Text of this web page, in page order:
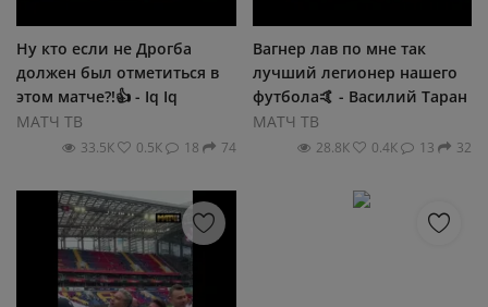
Ну кто если не Дрогба
должен был отметиться в
этом матче?!👍 - Iq Iq
МАТЧ ТВ
33.5К 0.5К 18 74
Вагнер лав по мне так
лучший легионер нашего
футбола🤙 - Василий Таран
МАТЧ ТВ
28.8К 0.4К 13 32